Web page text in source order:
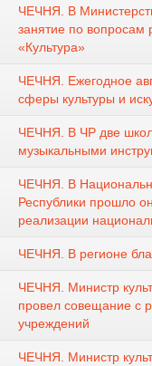
ЧЕЧНЯ. В
занятие по вопросам
«Культура»
ЧЕЧНЯ. Ежегодное
сферы культуры и
ЧЕЧНЯ. В ЧР две
музыкальными
ЧЕЧНЯ. В
Республики прошло
реализации
ЧЕЧНЯ. В регионе
ЧЕЧНЯ. Министр
провел совещание с
учреждений
ЧЕЧНЯ. Министр